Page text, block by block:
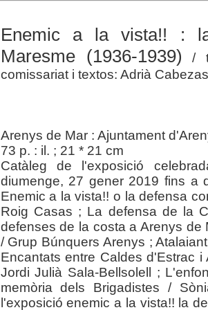
Enemic a la vista!! :
Maresme (1936-1939) /
comissariat i textos: Adrià
Arenys de Mar : Ajuntament
73 p. : il. ; 21 * 21 cm
Catàleg de l'exposició
diumenge, 27 gener 2019 fins a
Enemic a la vista!! o la defensa
Roig Casas ; La defensa de la
defenses de la costa a Arenys de
/ Grup Búnquers Arenys ;
Encantats entre Caldes d'Estrac
Jordi Julià Sala-Bellsolell ;
memòria dels Brigadistes /
l'exposició enemic a la vista!! la